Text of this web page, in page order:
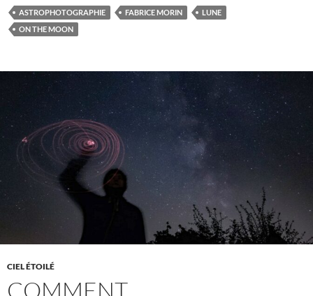
ASTROPHOTOGRAPHIE FABRICE MORIN
LUNE
ON THE MOON
CIEL ÉTOILÉ
COMMENT